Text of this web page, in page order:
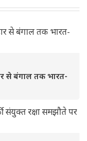
से बंगाल तक भारत-